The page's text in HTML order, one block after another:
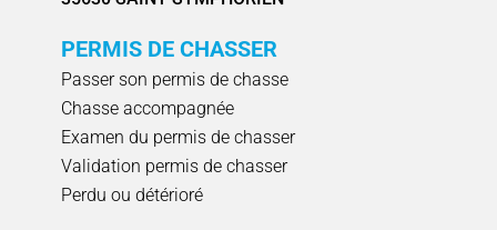
PERMIS DE CHASSER
Passer son permis de chasse
Chasse accompagnée
Examen du permis de chasser
Validation permis de chasser
Perdu ou détérioré